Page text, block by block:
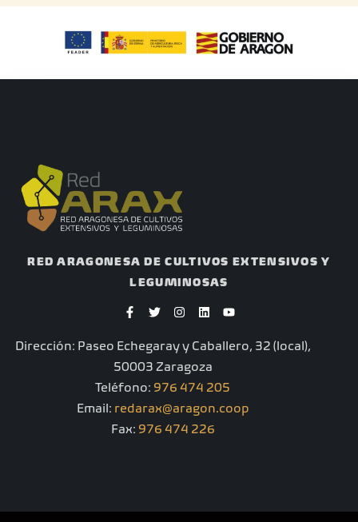
RED ARAGONESA DE CULTIVOS EXTENSIVOS Y
LEGUMINOSAS
a
b
o
o
k
-
f
w
t
e
r
n
a
r
a
m
i
e
i
n
o
u
Dirección: Paseo Echegaray y Caballero, 32 (local),
50003 Zaragoza
Teléfono: 976 474 205
Email: redarax@aragon.coop
Fax: 976 474 226